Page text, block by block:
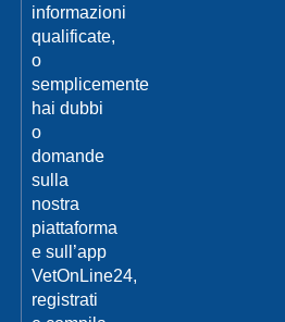
informazioni
qualificate,
o
semplicemente
hai dubbi
o
domande
sulla
nostra
piattaforma
e sull’app
VetOnLine24,
registrati